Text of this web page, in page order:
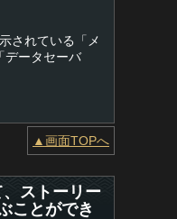
されている「メ
ータセーバ
▲画面TOPへ
ストーリー
ことができ